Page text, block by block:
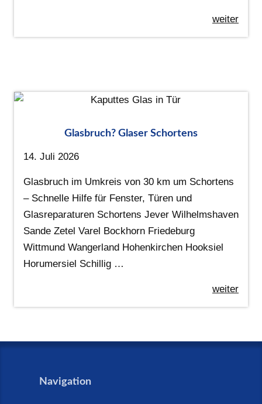
weiter
Glasbruch? Glaser Schortens
14. Juli 2026
Glasbruch im Umkreis von 30 km um Schortens
– Schnelle Hilfe für Fenster, Türen und
Glasreparaturen Schortens Jever Wilhelmshaven
Sande Zetel Varel Bockhorn Friedeburg
Wittmund Wangerland Hohenkirchen Hooksiel
Horumersiel Schillig …
weiter
Navigation